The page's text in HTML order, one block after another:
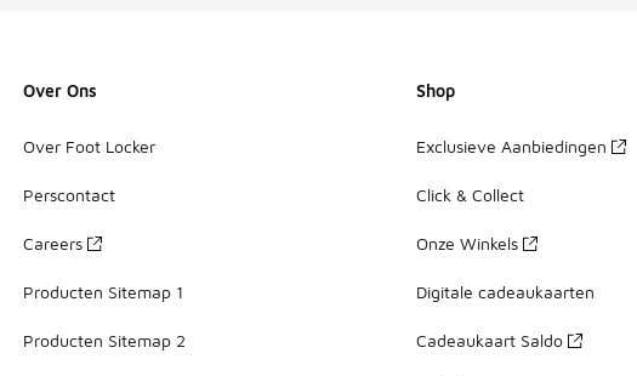
Over Ons
Over Foot Locker
Perscontact
Careers
Producten Sitemap 1
Producten Sitemap 2
Shop
Exclusieve Aanbiedingen
Click & Collect
Onze Winkels
Digitale cadeaukaarten
Cadeaukaart Saldo